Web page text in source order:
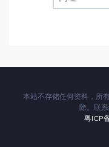
本站不存储任何资料，所
除。联系
粤ICP